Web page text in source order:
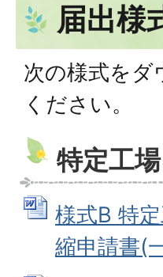
届出様
次の様式をダ
ください。
特定工
様式B 特
縮申請書(